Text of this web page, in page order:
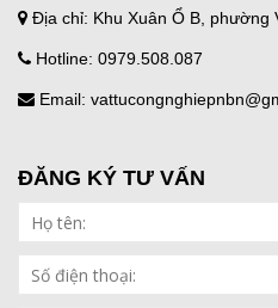
Địa chỉ: Khu Xuân Ổ B, phường
Hotline: 0979.508.087
Email:
ĐĂNG KÝ TƯ VẤN